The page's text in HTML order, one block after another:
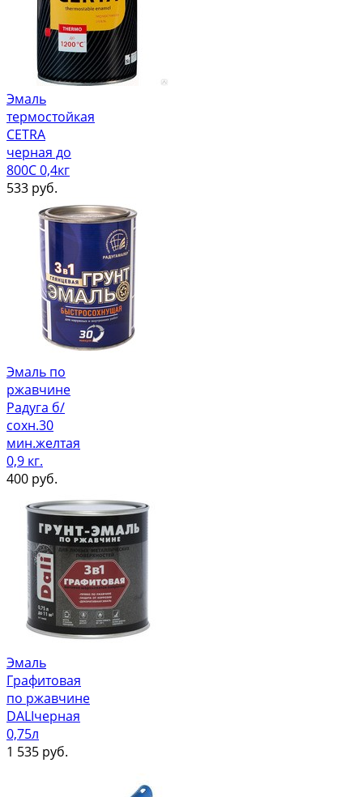
Эмаль
термостойкая
CETRA
черная до
800С 0,4кг
533 руб.
Эмаль по
ржавчине
Радуга б/
сохн.30
мин.желтая
0,9 кг.
400 руб.
Эмаль
Графитовая
по ржавчине
DALIчерная
0,75л
1 535 руб.